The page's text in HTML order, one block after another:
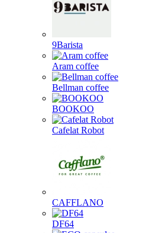
9Barista
Aram coffee
Bellman coffee
BOOKOO
Cafelat Robot
CAFFLANO
DF64